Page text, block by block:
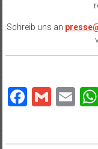
Schreib uns an
Gmail